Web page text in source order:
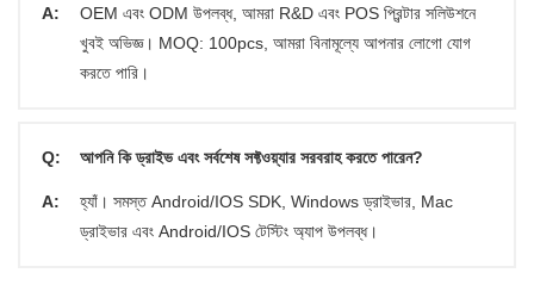
A:
OEM এবং ODM উপলব্ধ, আমরা R&D এবং POS প্রিন্টার সলিউশনে
খুবই অভিজ্ঞ। MOQ: 100pcs, আমরা বিনামূল্যে আপনার লোগো যোগ
করতে পারি।
Q: আপনি কি ড্রাইভ এবং সর্বশেষ সফ্টওয়্যার সরবরাহ করতে পারেন?
A:
হ্যাঁ। সমস্ত Android/IOS SDK, Windows ড্রাইভার, Mac
ড্রাইভার এবং Android/IOS টেস্টিং অ্যাপ উপলব্ধ।